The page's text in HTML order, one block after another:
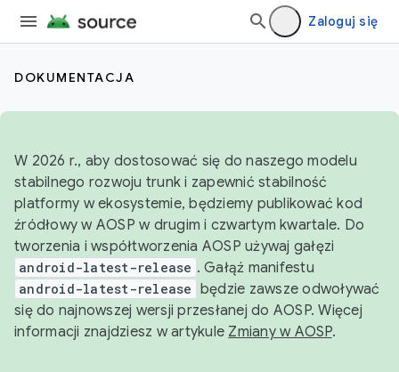
Zaloguj się
DOKUMENTACJA
W 2026 r., aby dostosować się do naszego modelu
stabilnego rozwoju trunk i zapewnić stabilność
platformy w ekosystemie, będziemy publikować kod
źródłowy w AOSP w drugim i czwartym kwartale. Do
tworzenia i współtworzenia AOSP używaj gałęzi
android-latest-release . Gałąź manifestu
android-latest-release będzie zawsze odwoływać
się do najnowszej wersji przesłanej do AOSP. Więcej
informacji znajdziesz w artykule Zmiany w AOSP.